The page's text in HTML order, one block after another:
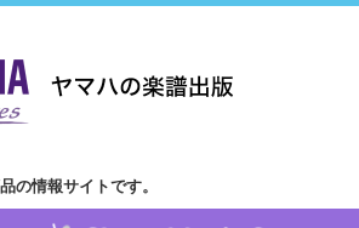
の情報サイトです。